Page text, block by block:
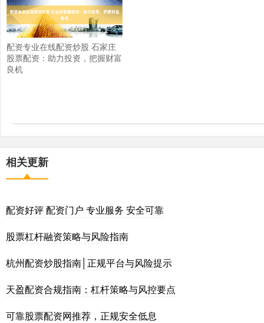
配资专业在线配资炒股 石家庄
股票配资：助力投资，把握财富
良机
相关更新
配资好评 配资门户 专业服务 安全可靠
股票杠杆融资策略与风险指南
杭州配资炒股指南│正规平台与风险提示
天盈配资合规指南：杠杆策略与风控要点
可靠股票配资网推荐，正规安全低息